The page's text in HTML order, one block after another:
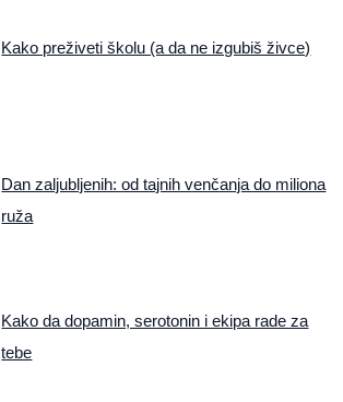
Kako preživeti školu (a da ne izgubiš živce)
Dan zaljubljenih: od tajnih venčanja do miliona
ruža
Kako da dopamin, serotonin i ekipa rade za
tebe